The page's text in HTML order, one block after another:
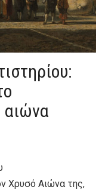
αιώνα
Χρυσό Αιώνα της,